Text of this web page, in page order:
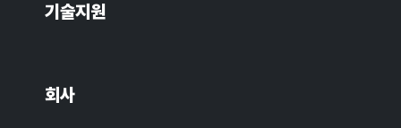
기술지원
회사